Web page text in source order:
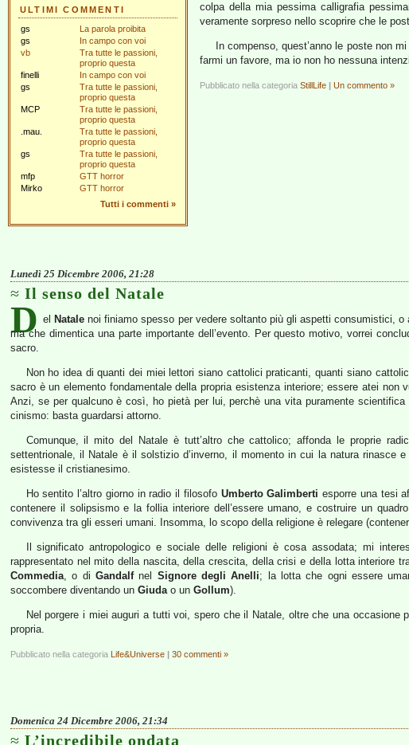
ULTIMI COMMENTI
gs
La parola proibita
gs
In campo con voi
vb
Tra tutte le passioni,
proprio questa
finelli
In campo con voi
gs
Tra tutte le passioni,
proprio questa
MCP
Tra tutte le passioni,
proprio questa
.mau.
Tra tutte le passioni,
proprio questa
gs
Tra tutte le passioni,
proprio questa
mfp
GTT horror
Mirko
GTT horror
Tutti i commenti »
colpa della mia pessima calligrafia
veramente sorpreso nello scoprire che le
In compenso, quest’anno le poste non
farmi un favore, ma io non ho nessuna
Pubblicato nella categoria StillLife | Un commento »
Lunedì 25 Dicembre 2006, 21:28
Il senso del Natale
D el Natale noi finiamo spesso per vedere soltanto più gli aspetti consumistici,
ma che dimentica una parte importante dell’evento. Per questo motivo, vorrei
sacro.
Non ho idea di quanti dei miei lettori siano cattolici praticanti, quanti siano
sacro è un elemento fondamentale della propria esistenza interiore; essere atei
Anzi, se per qualcuno è così, ho pietà per lui, perchè una vita puramente
cinismo: basta guardarsi attorno.
Comunque, il mito del Natale è tutt’altro che cattolico; affonda le proprie
settentrionale, il Natale è il solstizio d’inverno, il momento in cui la natura
esistesse il cristianesimo.
Ho sentito l’altro giorno in radio il filosofo Umberto Galimberti esporre una tesi
contenere il solipsismo e la follia interiore dell’essere umano, e costruire un
convivenza tra gli esseri umani. Insomma, lo scopo della religione è relegare
Il significato antropologico e sociale delle religioni è cosa assodata; mi
rappresentato nel mito della nascita, della crescita, della crisi e della lotta interiore
Commedia, o di Gandalfnel Signore degli Anelli; la lotta che ogni essere
soccombere diventando un Giudao un Gollum).
Nel porgere i miei auguri a tutti voi, spero che il Natale, oltre che una
propria.
Pubblicato nella categoria Life&Universe | 30 commenti »
Domenica 24 Dicembre 2006, 21:34
L’incredibile ondata